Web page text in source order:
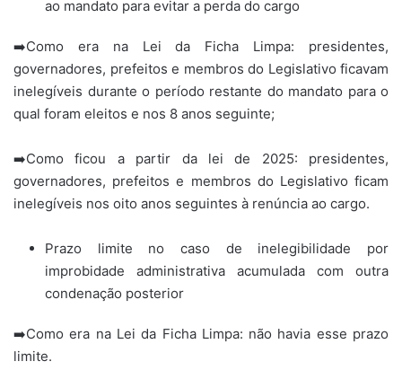
ao mandato para evitar a perda do cargo
➡️Como era na Lei da Ficha Limpa: presidentes,
governadores, prefeitos e membros do Legislativo ficavam
inelegíveis durante o período restante do mandato para o
qual foram eleitos e nos 8 anos seguinte;
➡️Como ficou a partir da lei de 2025: presidentes,
governadores, prefeitos e membros do Legislativo ficam
inelegíveis nos oito anos seguintes à renúncia ao cargo.
Prazo limite no caso de inelegibilidade por
improbidade administrativa acumulada com outra
condenação posterior
➡️Como era na Lei da Ficha Limpa: não havia esse prazo
limite.